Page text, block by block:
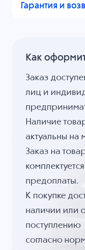
Гарантия и
Как
Заказ
лиц и
Наличие
актуальны на
Заказ на
предоплаты.
К покупке
наличии или
согласно